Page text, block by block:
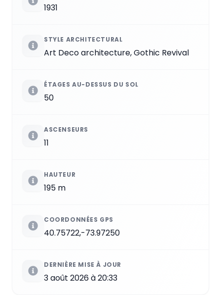
1931
STYLE ARCHITECTURAL
Art Deco architecture, Gothic Revival
ÉTAGES AU-DESSUS DU SOL
50
ASCENSEURS
11
HAUTEUR
195 m
COORDONNÉES GPS
40.75722,-73.97250
DERNIÈRE MISE À JOUR
3 août 2026 à 20:33